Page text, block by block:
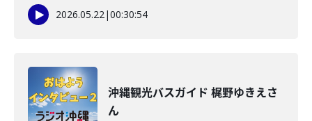
2026.05.22|00:30:54
沖縄観光バスガイド 梶野ゆきえさ
ん